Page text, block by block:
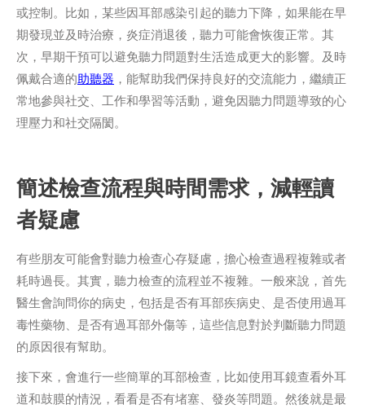
或控制。比如，某些因耳部感染引起的聽力下降，如果能在早
期發現並及時治療，炎症消退後，聽力可能會恢復正常。其
次，早期干預可以避免聽力問題對生活造成更大的影響。及時
佩戴合適的助聽器 ，能幫助我們保持良好的交流能力，繼續正
常地參與社交、工作和學習等活動，避免因聽力問題導致的心
理壓力和社交隔閡。
簡述檢查流程與時間需求，減輕讀
者疑慮
有些朋友可能會對聽力檢查心存疑慮，擔心檢查過程複雜或者
耗時過長。其實，聽力檢查的流程並不複雜。一般來說，首先
醫生會詢問你的病史，包括是否有耳部疾病史、是否使用過耳
毒性藥物、是否有過耳部外傷等，這些信息對於判斷聽力問題
的原因很有幫助。
接下來，會進行一些簡單的耳部檢查，比如使用耳鏡查看外耳
道和鼓膜的情況，看看是否有堵塞、發炎等問題。然後就是最